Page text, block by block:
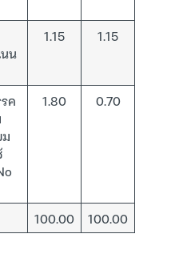
น
1.15 1.15
ค
1.80 0.70
100.00 100.00